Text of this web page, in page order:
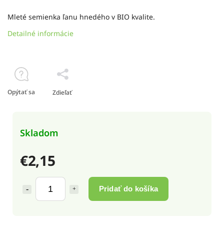
€2,15
Pridať do košíka
Skladom
Mleté semienka ľanu hnedého v BIO kvalite.
Detailné informácie
Opýtať sa Zdieľať